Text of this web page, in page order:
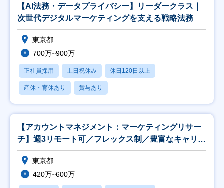
【AI法務・データプライバシー】リーダークラス｜
次世代デジタルマーケティングを支える戦略法務
東京都
700万~900万
正社員採用 土日祝休み 休日120日以上
産休・育休あり 賞与あり
【アカウントマネジメント：マーケティングリサー
チ】週3リモート可／フレックス制／豊富なキャリア
パス
東京都
420万~600万